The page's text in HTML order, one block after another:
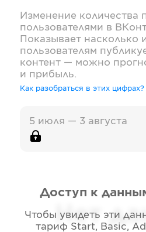
Изменение количества
пользователями в
Показывает насколько
пользователям
контент — можно
и прибыль.
Как разобраться в этих цифрах?
5 июля — 3 августа
Нет
Доступ к
Чтобы увидеть эти
тариф Start, Basic,